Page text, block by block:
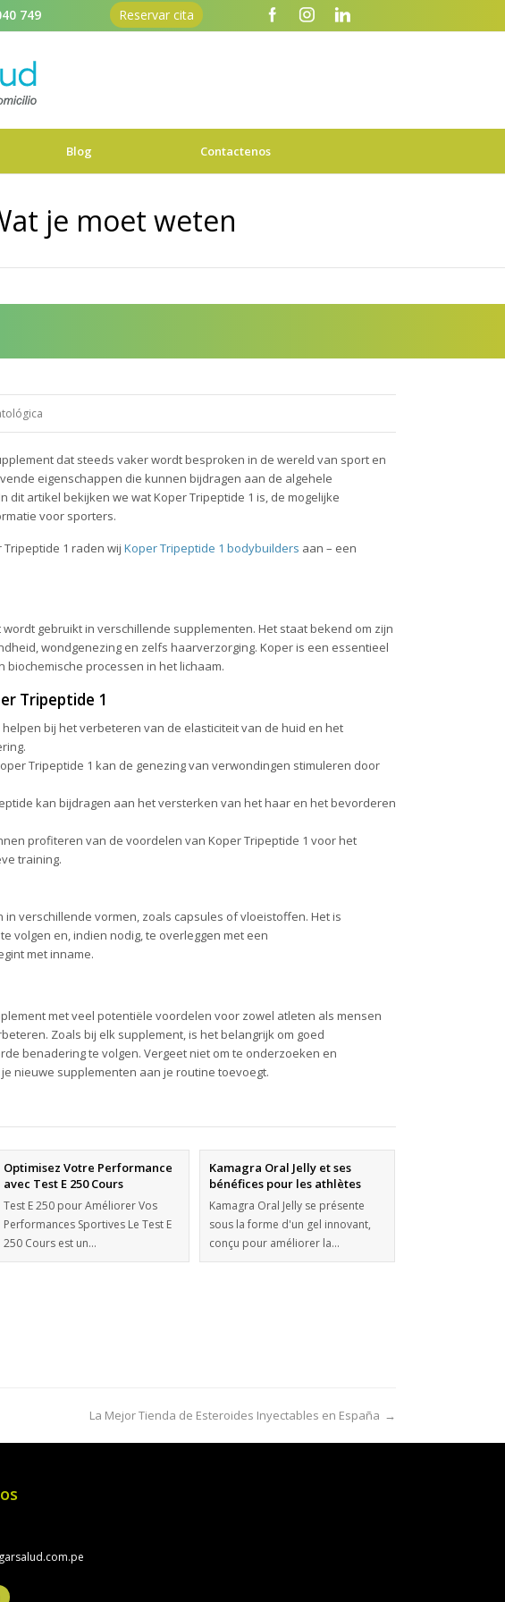
749 Reservar cita
Blog Contactenos
je moet weten
dat steeds vaker wordt besproken in de wereld van sport en
eigenschappen die kunnen bijdragen aan de algehele
dit artikel bekijken we wat Koper Tripeptide 1 is, de mogelijke
voor sporters.
1 raden wij Koper Tripeptide 1 bodybuilders aan – een
gebruikt in verschillende supplementen. Het staat bekend om zijn
wondgenezing en zelfs haarverzorging. Koper is een essentieel
processen in het lichaam.
Tripeptide 1
helpen bij het verbeteren van de elasticiteit van de huid en het
Tripeptide 1 kan de genezing van verwondingen stimuleren door
kan bijdragen aan het versterken van het haar en het bevorderen
profiteren van de voordelen van Koper Tripeptide 1 voor het
training.
verschillende vormen, zoals capsules of vloeistoffen. Het is
volgen en, indien nodig, te overleggen met een
met inname.
met veel potentiële voordelen voor zowel atleten als mensen
Zoals bij elk supplement, is het belangrijk om goed
benadering te volgen. Vergeet niet om te onderzoeken en
nieuwe supplementen aan je routine toevoegt.
Optimisez Votre Performance
avec Test E 250 Cours
Test E 250 pour Améliorer Vos
Performances Sportives Le Test E
250 Cours est un…
Kamagra Oral Jelly et ses
bénéfices pour les athlètes
Kamagra Oral Jelly se présente
sous la forme d'un gel innovant,
conçu pour améliorer la…
La Mejor Tienda de Esteroides Inyectables en España →